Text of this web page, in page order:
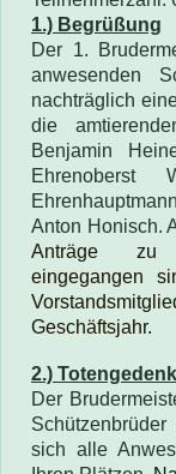
1.) Begrüßung
Der 1.
anwesenden
nachträglich
die
Benjamin
Ehrenoberst
Anton Honisch.
Anträge zu
eingegangen
Geschäftsjahr.
2.)
Der
sich alle